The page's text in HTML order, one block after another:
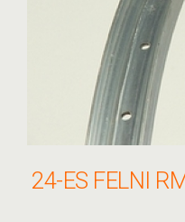
24-ES FELNI